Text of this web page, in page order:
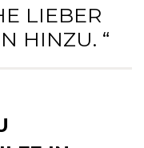
LIEBER
HINZU. “